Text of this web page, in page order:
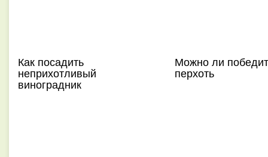
Как посадить
неприхотливый
виноградник
Можно ли
перхоть